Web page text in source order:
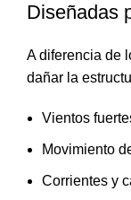
Diseñadas
A diferencia de
dañar la
Vientos
Movimiento
Corrientes y